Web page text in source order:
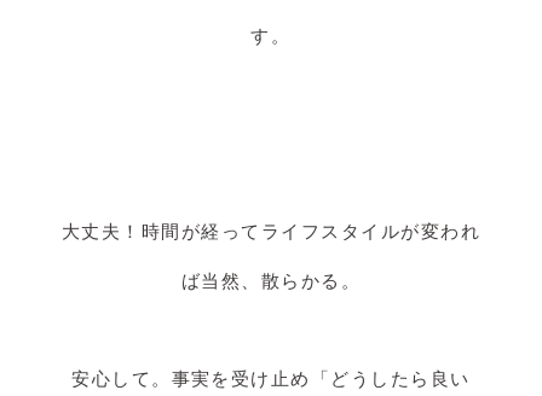
す。
大丈夫！時間が経ってライフスタイルが変われ
ば当然、散らかる。
安心して。事実を受け止め「どうしたら良い